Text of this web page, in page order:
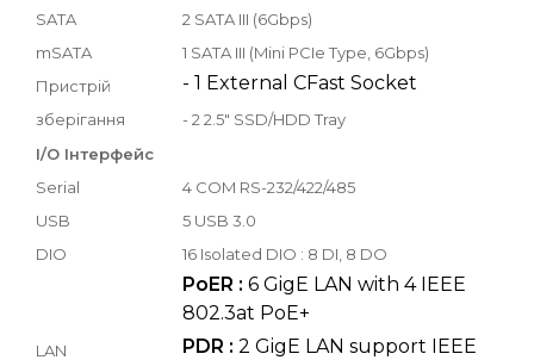
SATA
2 SATA III (6Gbps)
mSATA
1 SATA III (Mini PCIe Type, 6Gbps)
Пристрій
зберігання
- 1 External CFast Socket
- 2 2.5" SSD/HDD Tray
I/O Інтерфейс
Serial
4 COM RS-232/422/485
USB
5 USB 3.0
DIO
16 Isolated DIO : 8 DI, 8 DO
LAN
PoER : 6 GigE LAN with 4 IEEE
802.3at PoE+
PDR : 2 GigE LAN support IEEE